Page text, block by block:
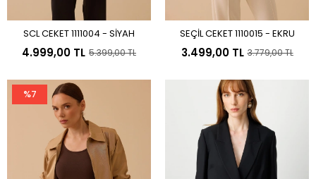
Sepete Ekle
SCL CEKET 1111004 - SİYAH
4.999,00 TL 5.399,00 TL
Sepete Ekle
SEÇİL CEKET 1110015 - EKRU
3.499,00 TL 3.779,00 TL
%7